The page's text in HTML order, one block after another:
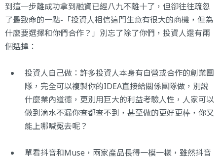
到這一步離成功拿到融資已經八九不離十了，但卻往往疏忽
了最致命的一點-「投資人相信這門生意有很大的商機，但為
什麼要選擇和你們合作？」別忘了除了你們，投資人還有兩
個選擇：
投資人自己做：許多投資人本身有自營或合作的創業團
隊，完全可以複製你的IDEA直接給關係團隊做，別說
什麼業內道德，更別用巨大的利益考驗人性，人家可以
做到滴水不漏你查都查不到，甚至做的更好更棒，你又
能上哪喊冤去呢？
單看抖音和Muse，兩家產品長得一模一樣，雖然抖音